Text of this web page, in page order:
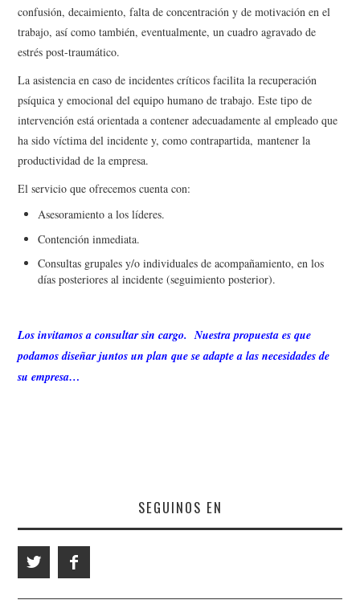
confusión, decaimiento, falta de concentración y de motivación en el
trabajo, así como también, eventualmente, un cuadro agravado de
estrés post-traumático.
La asistencia en caso de incidentes críticos facilita la recuperación
psíquica y emocional del equipo humano de trabajo. Este tipo de
intervención está orientada a contener adecuadamente al empleado que
ha sido víctima del incidente y, como contrapartida, mantener la
productividad de la empresa.
El servicio que ofrecemos cuenta con:
Asesoramiento a los líderes.
Contención inmediata.
Consultas grupales y/o individuales de acompañamiento, en los
días posteriores al incidente (seguimiento posterior).
Los invitamos a consultar sin cargo. Nuestra propuesta es que
podamos diseñar juntos un plan que se adapte a las necesidades de
su empresa…
SEGUINOS EN